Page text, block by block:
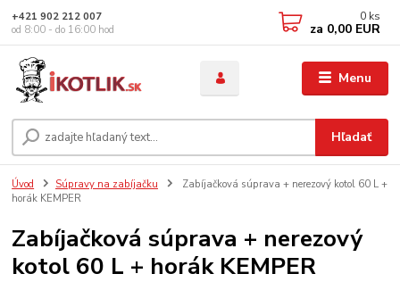
Menu
Hľadať
+421 902 212 007
od 8:00 - do 16:00 hod
0 ks
za 0,00 EUR
Úvod Súpravy na zabíjačku
Zabíjačková súprava + nerezový kotol 60 L +
horák KEMPER
Zabíjačková súprava + nerezový
kotol 60 L + horák KEMPER